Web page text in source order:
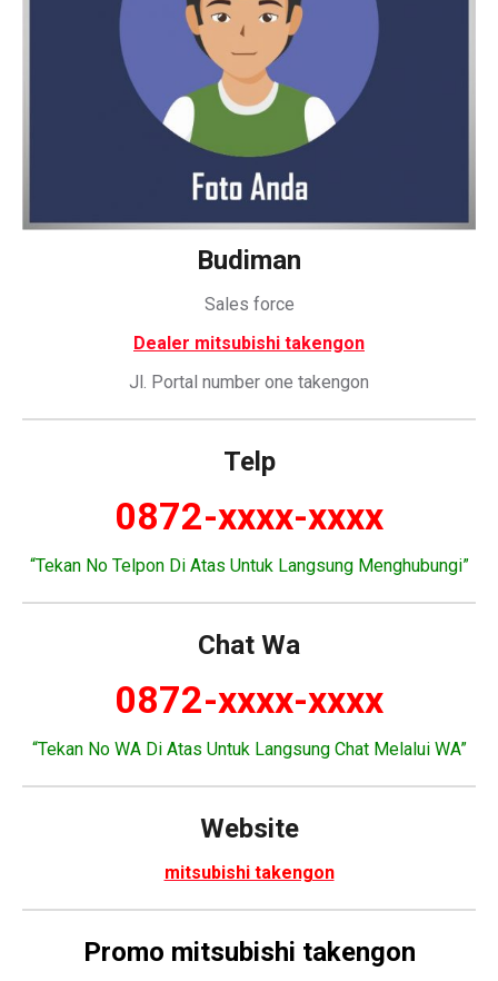
Budiman
Sales force
Dealer mitsubishi takengon
Jl. Portal number one takengon
Telp
0872-xxxx-xxxx
“Tekan No Telpon Di Atas Untuk Langsung Menghubungi”
Chat Wa
0872-xxxx-xxxx
“Tekan No WA Di Atas Untuk Langsung Chat Melalui WA”
Website
mitsubishi takengon
Promo mitsubishi takengon